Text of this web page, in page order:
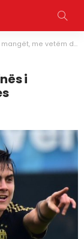
me vetëm dy sulmues
i